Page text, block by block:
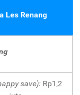
Les Renang
save):Rp1,2